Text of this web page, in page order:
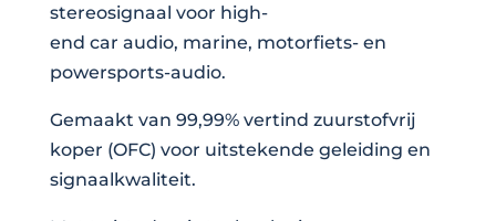
Cable
2
Channel
aantal
stereosignaal voor high-
end car audio, marine, motorfiets- en
powersports-audio.
Gemaakt van 99,99% vertind zuurstofvrij
koper (OFC) voor uitstekende geleiding en
signaalkwaliteit.